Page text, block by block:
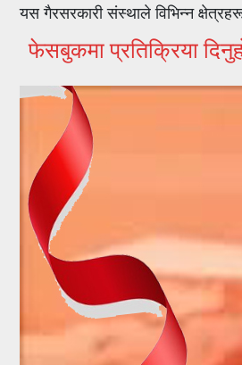
यस गैरसरकारी संस्थाले विभिन्न
फेसबुकमा प्रतिक्रिया